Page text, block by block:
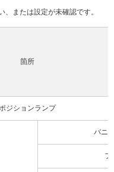
または設定が未確認です。
箇所
ジションランプ
バニ
フ